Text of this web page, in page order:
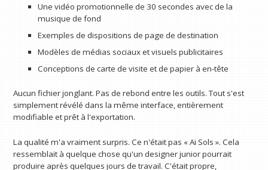
Une vidéo promotionnelle de 30 secondes avec de la
musique de fond
Exemples de dispositions de page de destination
Modèles de médias sociaux et visuels publicitaires
Conceptions de carte de visite et de papier à en-tête
Aucun fichier jonglant. Pas de rebond entre les outils. Tout s'est
simplement révélé dans la même interface, entièrement
modifiable et prêt à l'exportation.
La qualité m'a vraiment surpris. Ce n'était pas « Ai Sols ». Cela
ressemblait à quelque chose qu'un designer junior pourrait
produire après quelques jours de travail. C'était propre,